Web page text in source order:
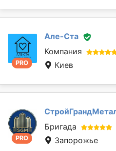
PRO
Але-Ста
Компания
Киев
PRO
Бригада
Запорожье